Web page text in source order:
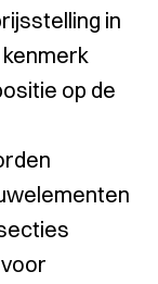
in
op de